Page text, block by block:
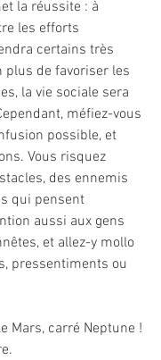
la réussite : à
les efforts
certains très
plus de favoriser les
la vie sociale sera
méfiez-vous
possible, et
Vous risquez
des ennemis
qui pensent
aussi aux gens
et allez-y mollo
pressentiments ou
Mars, carré Neptune !